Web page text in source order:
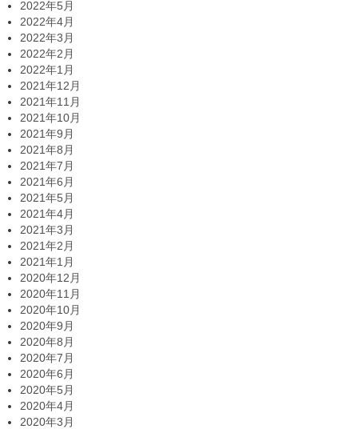
2022年5月
2022年4月
2022年3月
2022年2月
2022年1月
2021年12月
2021年11月
2021年10月
2021年9月
2021年8月
2021年7月
2021年6月
2021年5月
2021年4月
2021年3月
2021年2月
2021年1月
2020年12月
2020年11月
2020年10月
2020年9月
2020年8月
2020年7月
2020年6月
2020年5月
2020年4月
2020年3月